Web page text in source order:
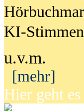
KI-
u.v.m.
[mehr]
Hier geht